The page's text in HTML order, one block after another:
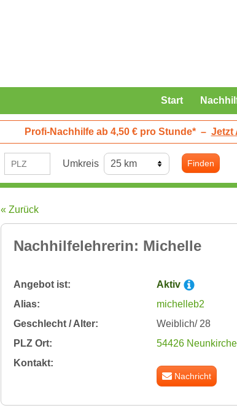
Start
Profi-Nachhilfe ab 4,50 € pro Stunde* – Jetzt
Umkreis Finden
« Zurück
Nachhilfelehrerin: Michelle
Angebot ist:
Aktiv
Alias:
michelleb2
Geschlecht / Alter:
Weiblich/ 28
PLZ Ort:
54426
Kontakt:
Nachricht